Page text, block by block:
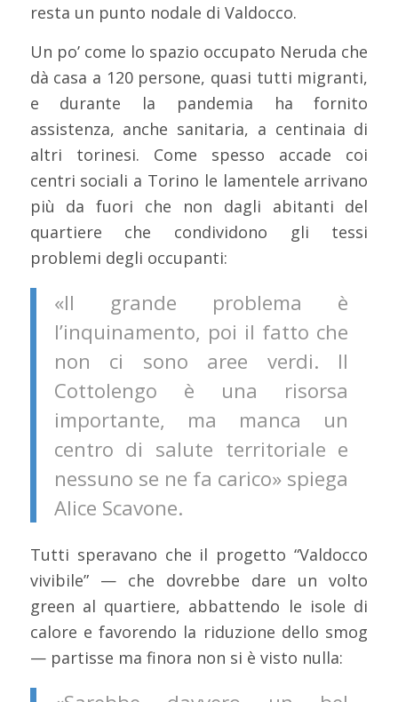
resta un punto nodale di Valdocco.
Un po’ come lo spazio occupato Neruda che
dà casa a 120 persone, quasi tutti migranti,
e durante la pandemia ha fornito
assistenza, anche sanitaria, a centinaia di
altri torinesi. Come spesso accade coi
centri sociali a Torino le lamentele arrivano
più da fuori che non dagli abitanti del
quartiere che condividono gli tessi
problemi degli occupanti:
«Il grande problema è
l’inquinamento, poi il fatto che
non ci sono aree verdi. Il
Cottolengo è una risorsa
importante, ma manca un
centro di salute territoriale e
nessuno se ne fa carico» spiega
Alice Scavone.
Tutti speravano che il progetto “Valdocco
vivibile” — che dovrebbe dare un volto
green al quartiere, abbattendo le isole di
calore e favorendo la riduzione dello smog
— partisse ma finora non si è visto nulla: